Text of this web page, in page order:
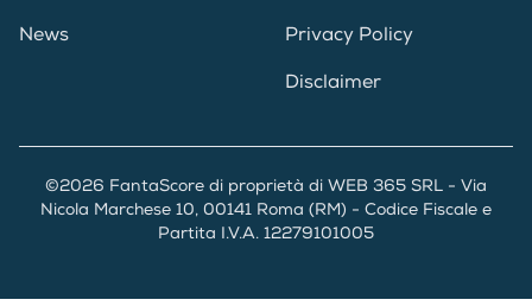
News Privacy Policy
Disclaimer
©2026 FantaScore di proprietà di WEB 365 SRL - Via
Nicola Marchese 10, 00141 Roma (RM) - Codice Fiscale e
Partita I.V.A. 12279101005